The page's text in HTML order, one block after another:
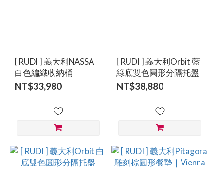
[ RUDI ] 義大利NASSA
白色編織收納桶
NT$33,980
[ RUDI ] 義大利Orbit 藍
綠底雙色圓形分隔托盤
NT$38,880